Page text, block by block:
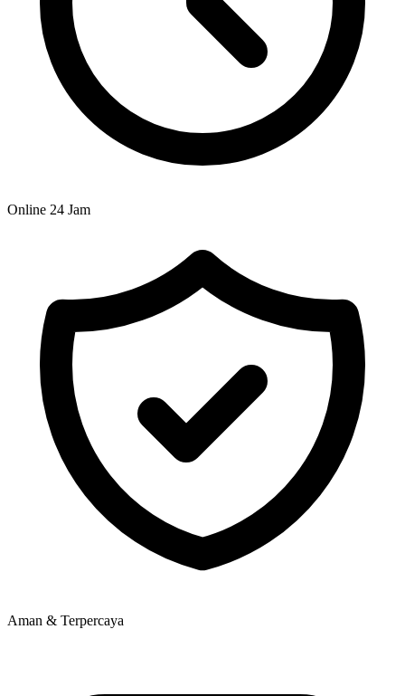
Online 24 Jam
Aman & Terpercaya